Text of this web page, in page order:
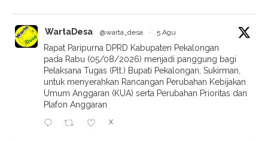
WartaDesa @warta_desa · 5 Agu
Rapat Paripurna DPRD Kabupaten Pekalongan
pada Rabu (05/08/2026) menjadi panggung bagi
Pelaksana Tugas (Plt.) Bupati Pekalongan, Sukirman,
untuk menyerahkan Rancangan Perubahan Kebijakan
Umum Anggaran (KUA) serta Perubahan Prioritas dan
Plafon Anggaran
X